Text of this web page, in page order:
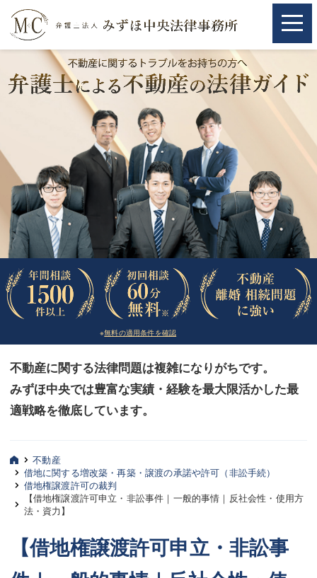
取扱分野
相続・遺言
離婚（夫婦間トラブル）
企業法務
労働問題（解雇，残業等）
刑事弁護
交通事故
法律相談など（その他）
お客様へ
みずほ中央の特長・形式編
弁護士紹介
三平 聡史
酒井 博之
※無料の適用条件を確認
不動産に関する法律問題は複雑になりがちです。
みずほ中央では豊富な実績・経験を最大限活かした最
適戦略を徹底しています。
取扱分野
相続・遺言
離婚（夫婦間トラブル）
企業法務
労働問題（解雇，残業等）
刑事弁護
交通事故
法律相談など（その他）
お客様へ
みずほ中央の特長・形式編
弁護士紹介
三平 聡史
酒井 博之
不動産
借地に関する増改築・再築・譲渡の承諾や許可（非訟手続）
借地権譲渡許可の裁判
【借地権譲渡許可申立・非訟事件｜一般的事情｜反社会性・使用方
法・資力】
【借地権譲渡許可申立・非訟事